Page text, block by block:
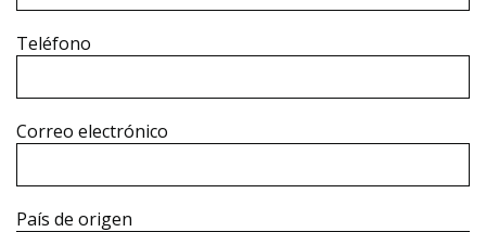
Teléfono
Correo electrónico
País de origen